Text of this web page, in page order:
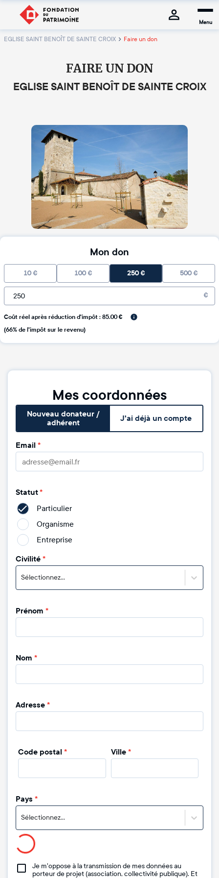
Menu
EGLISE SAINT BENOÎT DE SAINTE CROIX Faire un don
FAIRE UN DON
EGLISE SAINT BENOÎT DE SAINTE CROIX
Mon don
10 € 100 € 250€ 500 €
€
Coût réel après réduction d'impôt : 85.00 €
(66% de l'impôt sur le revenu)
Mes coordonnées
Nouveau donateur /
adhérent
J'ai déjà un compte
Email *
Statut*
Particulier
Organisme
Entreprise
Civilité*
Sélectionnez...
Prénom *
Nom *
Adresse*
Code postal * Ville *
Pays *
Sélectionnez...
Je m'oppose à la transmission de mes données au
porteur de projet (association, collectivité publique). Et